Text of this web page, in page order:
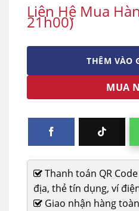
Liên Hệ Mua
21h00)
THÊM VÀO
MUA
Thanh toán QR
địa, thẻ tín dụng, ví
Giao nhận hàng